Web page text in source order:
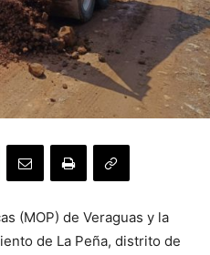
(MOP) de Veraguas y la
de La Peña, distrito de